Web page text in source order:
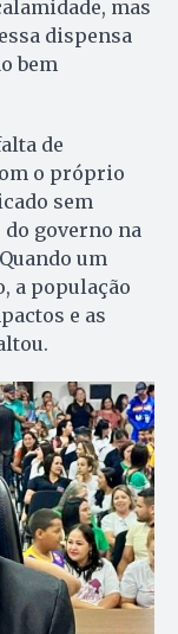
mas
dispensa
bem
de
o próprio
sem
governo na
um
a população
e as